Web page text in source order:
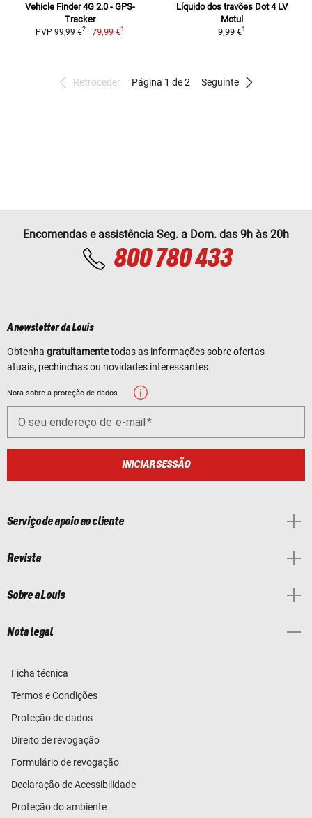
Vehicle Finder 4G 2.0 - GPS-
Tracker
PVP 99,99 €2 79,99 €1
Líquido dos travões Dot 4 LV
Motul
9,99 €1
Retroceder Página 1 de 2 Seguinte
Encomendas e assistência Seg. a Dom. das 9h às 20h
800 780 433
A newsletter da Louis
Obtenha gratuitamentetodas as informações sobre ofertas
atuais, pechinchas ou novidades interessantes.
Nota sobre a proteção de dados
O seu endereço de e-mail
INICIAR SESSÃO
Serviço de apoio ao cliente
Revista
Sobre a Louis
Nota legal
Ficha técnica
Termos e Condições
Proteção de dados
Direito de revogação
Formulário de revogação
Declaração de Acessibilidade
Proteção do ambiente